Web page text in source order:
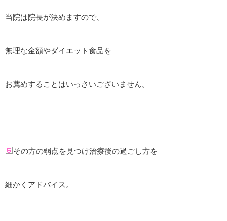
当院は院長が決めますので、
無理な金額やダイエット食品を
お薦めすることはいっさいございません。
その方の弱点を見つけ治療後の過ごし方を
細かくアドバイス。